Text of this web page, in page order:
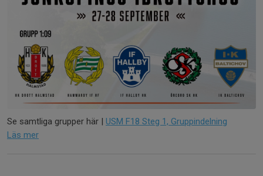
Se samtliga grupper här | USM F18 Steg 1, Gruppindelning
Läs mer